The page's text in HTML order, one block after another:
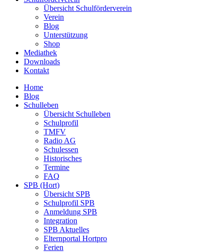
Übersicht Schulförderverein
Verein
Blog
Unterstützung
Shop
Mediathek
Downloads
Kontakt
Home
Blog
Schulleben
Übersicht Schulleben
Schulprofil
TMFV
Radio AG
Schulessen
Historisches
Termine
FAQ
SPB (Hort)
Übersicht SPB
Schulprofil SPB
Anmeldung SPB
Integration
SPB Aktuelles
Elternportal Hortpro
Ferien